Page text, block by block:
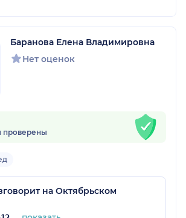
Баранова Елена Владимировна
Нет оценок
проверены
на Октябрьском